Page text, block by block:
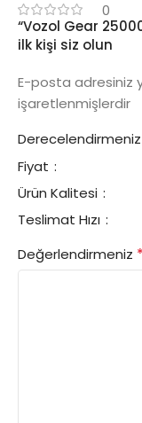
0
“Vozol Gear
ilk kişi siz olun
E-posta adresiniz
işaretlenmişlerdir
Derecelendirmeniz
Fiyat
Ürün Kalitesi
Teslimat Hızı
Değerlendirmeniz *